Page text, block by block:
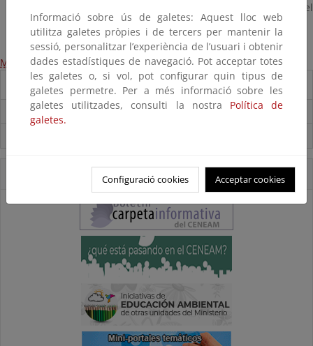
Valores y retos del monte andaluz, caminando entre el
disfrute y el desamparo
Más información
Destacados
Carpeta Informativa del CENEAM.
Informació sobre ús de galetes: Aquest lloc web
utilitza galetes pròpies i de tercers per mantenir la
sessió, personalitzar l’experiència de l’usuari i obtenir
dades estadístiques de navegació. Pot acceptar totes
les galetes o, si vol, pot configurar quin tipus de
galetes permetre. Per a més informació sobre les
galetes utilitzades, consulti la nostra Política de
galetes.
Configuració cookies Acceptar cookies